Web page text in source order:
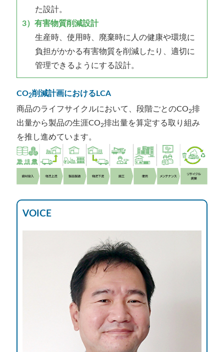
た設計。
3）有害物質削減設計
生産時、使用時、廃棄時に人の健康や環境に
負担がかかる有害物質を削減したり、適切に
管理できるようにする設計。
CO2削減計画におけるLCA
商品のライフサイクルにおいて、段階ごとのCO2排
出量から製品の生涯CO2排出量を算定する取り組み
を推し進めています。
VOICE